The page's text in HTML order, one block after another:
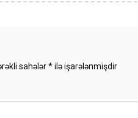
sahələr*ilə işarələnmişdir